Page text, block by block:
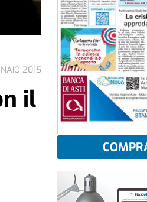
2015
il